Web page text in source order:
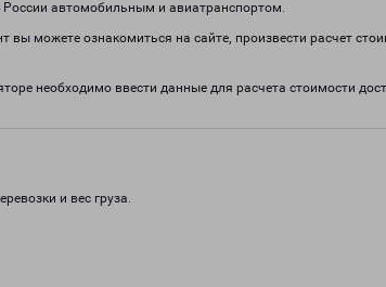
России автомобильным и авиатранспортом.
можете ознакомиться на сайте, произвести расчет
необходимо ввести данные для расчета стоимости
и вес груза.